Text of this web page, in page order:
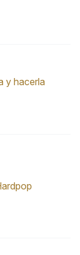
y hacerla